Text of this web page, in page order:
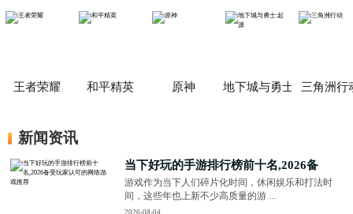
王者荣耀 和平精英 原神 地下城与勇士:起源三角洲行
新闻资讯
当下好玩的手游排行榜前十名,2026备
游戏作为当下人们碎片化时间，休闲娱乐和打法时
间，这些年也上新不少高质量的游 ...